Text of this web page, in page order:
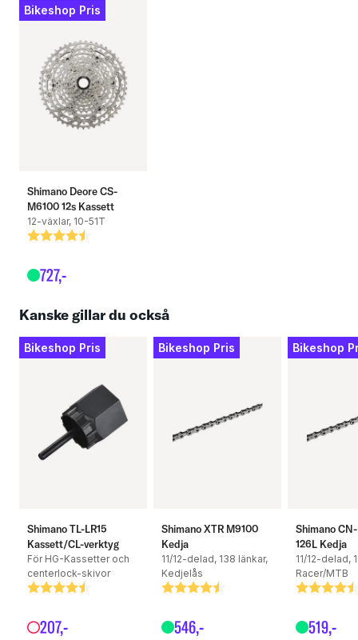
Bikeshop Pris
Shimano Deore CS-
M6100 12s Kassett
12-växlar, 10-51T
Betyg:
4.6 utav 5 stjärnor
727,-
Kanske gillar du också
Bikeshop Pris
Shimano TL-LR15
Kassett/CL-verktyg
För HG-Kassetter och
centerlock-skivor
Betyg:
4.6 utav 5 stjärnor
207,-
Bikeshop Pris
Shimano XTR M9100
Kedja
11/12-delad, 138 länkar,
Kedjelås
Betyg:
4.7 utav 5 stjärnor
546,-
Bikeshop
Shimano
126L Kedja
11/12-delad,
Racer/MTB
Betyg:
4.8 utav
519,-